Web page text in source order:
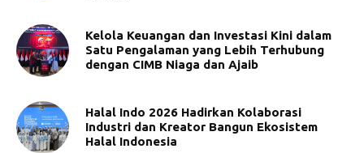
Kelola Keuangan dan Investasi Kini dalam
Satu Pengalaman yang Lebih Terhubung
dengan CIMB Niaga dan Ajaib
Halal Indo 2026 Hadirkan Kolaborasi
Industri dan Kreator Bangun Ekosistem
Halal Indonesia